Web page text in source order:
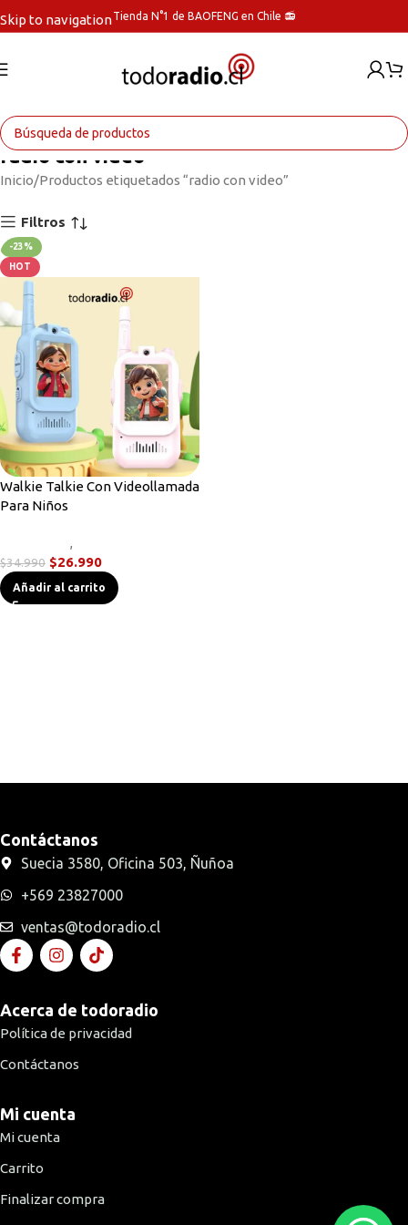
Skip to navigationTienda N°1 de BAOFENG en Chile 📻
radio con video
Inicio Productos etiquetados “radio con video”
Filtros
-23%
HOT
Walkie Talkie Con Videollamada
Para Niños
,
$34.990 $26.990
Añadir al carrito
Contáctanos
Suecia 3580, Oficina 503, Ñuñoa
+569 23827000
ventas@todoradio.cl
Acerca de todoradio
Política de privacidad
Contáctanos
Mi cuenta
Mi cuenta
Carrito
Finalizar compra